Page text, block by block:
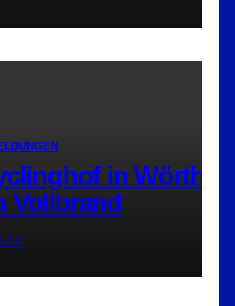
in Wörth
Vollbrand